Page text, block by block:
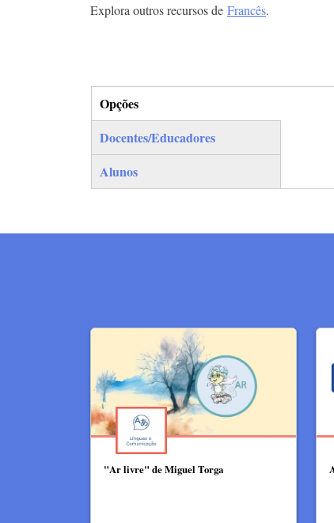
Explora outros recursos de Francês.
Opções
(separador ativo)
Docentes/Educadores
Alunos
"Ar livre" de Miguel Torga